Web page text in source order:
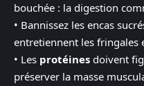
bouchée : la digestion
• Bannissez les encas
entretiennent les fringales
• Les protéines doivent
préserver la masse